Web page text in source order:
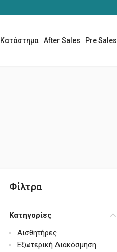
Κατάστημα After Sales Pre Sales
Φίλτρα
Κατηγορίες
Αισθητήρες
Εξωτερική Διακόσμηση